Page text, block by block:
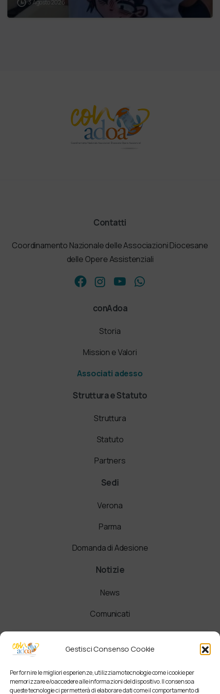
Gestisci Consenso Cookie
Per fornire le migliori esperienze, utilizziamo tecnologie come i cookie per
memorizzare e/o accedere alle informazioni del dispositivo. Il consenso a
queste tecnologie ci permetterà di elaborare dati come il comportamento di
3 Agosto 2026
Contatti
Coordinamento Nazionale delle Associazioni Diocesane
delle Opere Assistenziali
conAdoa
Storia
Mission e Valori
Associati adesso
Struttura e Statuto
Struttura
Statuto
Partners
Sedi
Verona
Parma
Domanda di Adesione
Notizie
News
Comunicati
Newsletter